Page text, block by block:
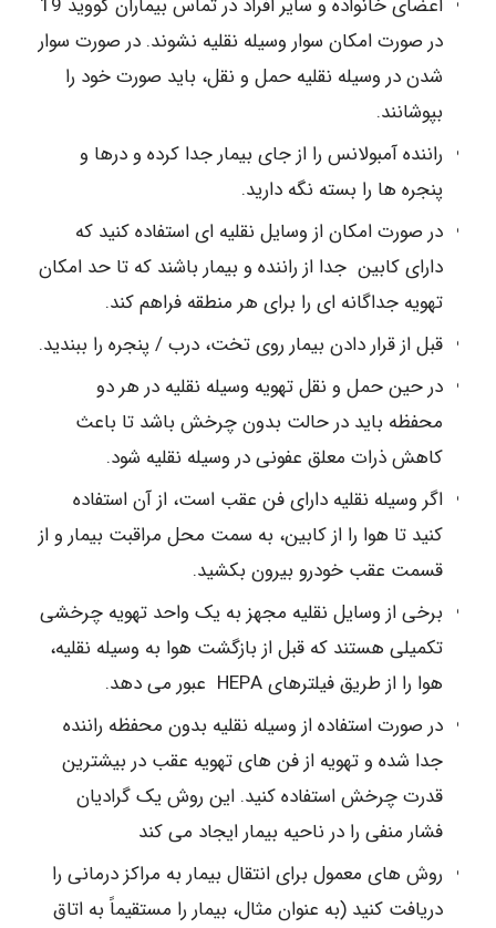
در صورت امکان سوار وسیله نقلیه نشوند. در صورت سوار
شدن در وسیله نقلیه حمل و نقل، باید صورت خود را
بپوشانند.
راننده آمبولانس را از جای بیمار جدا کرده و درها و
پنجره ها را بسته نگه دارید.
در صورت امکان از وسایل نقلیه ای استفاده کنید که
دارای کابین جدا از راننده و بیمار باشند که تا حد امکان
تهویه جداگانه ای را برای هر منطقه فراهم کند.
قبل از قرار دادن بیمار روی تخت، درب / پنجره را ببندید.
در حین حمل و نقل تهویه وسیله نقلیه در هر دو
محفظه باید در حالت بدون چرخش باشد تا باعث
کاهش ذرات معلق عفونی در وسیله نقلیه شود.
اگر وسیله نقلیه دارای فن عقب است، از آن استفاده
کنید تا هوا را از کابین، به سمت محل مراقبت بیمار و از
قسمت عقب خودرو بیرون بکشید.
برخی از وسایل نقلیه مجهز به یک واحد تهویه چرخشی
تکمیلی هستند که قبل از بازگشت هوا به وسیله نقلیه،
هوا را از طریق فیلترهای HEPA عبور می دهد.
در صورت استفاده از وسیله نقلیه بدون محفظه راننده
جدا شده و تهویه از فن های تهویه عقب در بیشترین
قدرت چرخش استفاده کنید. این روش یک گرادیان
فشار منفی را در ناحیه بیمار ایجاد می کند
روش های معمول برای انتقال بیمار به مراکز درمانی را
دریافت کنید (به عنوان مثال، بیمار را مستقیماً به اتاق